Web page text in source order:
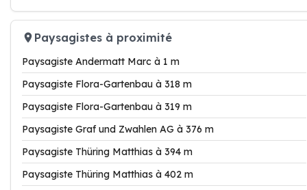
Paysagistes à proximité
Paysagiste Andermatt Marc à 1 m
Paysagiste Flora-Gartenbau à 318 m
Paysagiste Flora-Gartenbau à 319 m
Paysagiste Graf und Zwahlen AG à 376 m
Paysagiste Thüring Matthias à 394 m
Paysagiste Thüring Matthias à 402 m